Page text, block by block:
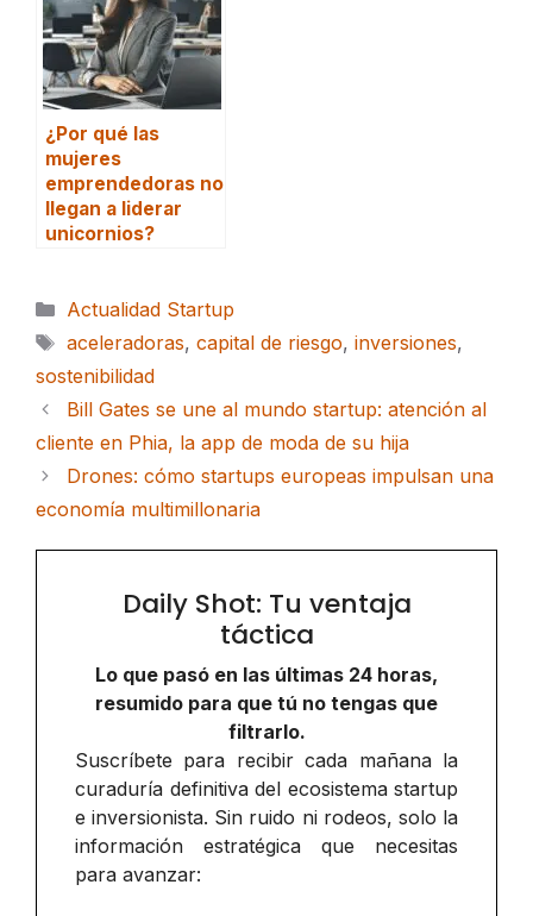
¿Por qué las
mujeres
emprendedoras no
llegan a liderar
unicornios?
Categorías
Actualidad Startup
Etiquetas
aceleradoras, capital de riesgo, inversiones,
sostenibilidad
Bill Gates se une al mundo startup: atención al
cliente en Phia, la app de moda de su hija
Drones: cómo startups europeas impulsan una
economía multimillonaria
Daily Shot: Tu ventaja
táctica
Lo que pasó en las últimas 24 horas,
resumido para que tú no tengas que
filtrarlo.
Suscríbete para recibir cada mañana la
curaduría definitiva del ecosistema startup
e inversionista. Sin ruido ni rodeos, solo la
información estratégica que necesitas
para avanzar: